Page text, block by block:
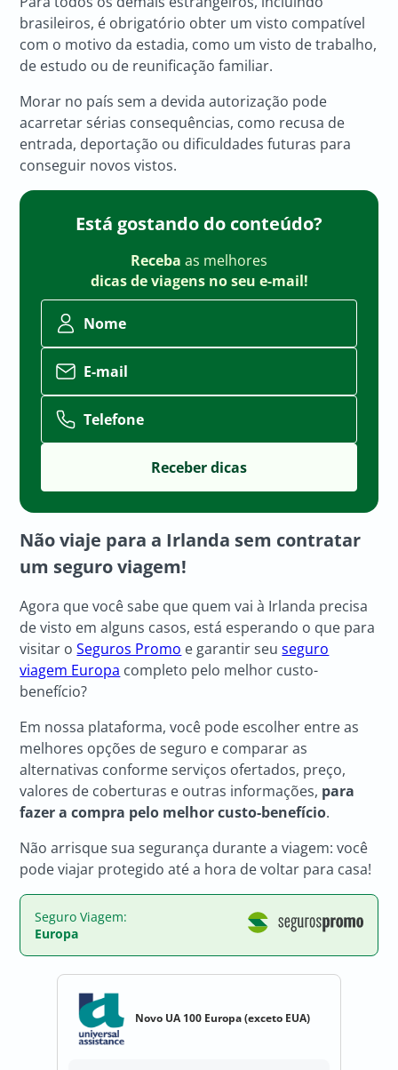
brasileiros, é obrigatório obter um visto compatível
com o motivo da estadia, como um visto de trabalho,
de estudo ou de reunificação familiar.
Morar no país sem a devida autorização pode
acarretar sérias consequências, como recusa de
entrada, deportação ou dificuldades futuras para
conseguir novos vistos.
Está gostando do conteúdo?
Receba as melhores
dicas de viagens no seu e-mail!
Nome
E-mail
Telefone
Não viaje para a Irlanda sem contratar
um seguro viagem!
Agora que você sabe que quem vai à Irlanda precisa
de visto em alguns casos, está esperando o que para
visitar oSeguros Promo e garantir seuseguro
viagem Europa completo pelo melhor custo-
benefício?
Em nossa plataforma, você pode escolher entre as
melhores opções de seguro e comparar as
alternativas conforme serviços ofertados, preço,
valores de coberturas e outras informações, para
fazer a compra pelo melhor custo-benefício.
Não arrisque sua segurança durante a viagem: você
pode viajar protegido até a hora de voltar para casa!
Seguro Viagem:
Europa
Novo UA 100 Europa (exceto EUA)